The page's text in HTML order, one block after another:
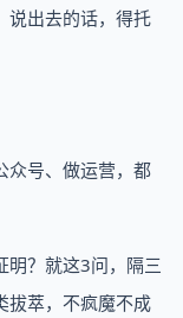
说出去的话，得托
众号、做运营，都
明？就这3问，隔三
拔萃，不疯魔不成